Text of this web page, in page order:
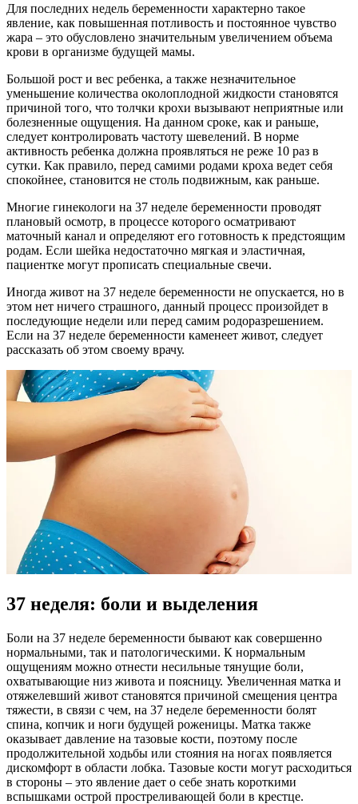
Для последних недель беременности характерно такое
явление, как повышенная потливость и постоянное чувство
жара – это обусловлено значительным увеличением объема
крови в организме будущей мамы.
Большой рост и вес ребенка, а также незначительное
уменьшение количества околоплодной жидкости становятся
причиной того, что толчки крохи вызывают неприятные или
болезненные ощущения. На данном сроке, как и раньше,
следует контролировать частоту шевелений. В норме
активность ребенка должна проявляться не реже 10 раз в
сутки. Как правило, перед самими родами кроха ведет себя
спокойнее, становится не столь подвижным, как раньше.
Многие гинекологи на 37 неделе беременности проводят
плановый осмотр, в процессе которого осматривают
маточный канал и определяют его готовность к предстоящим
родам. Если шейка недостаточно мягкая и эластичная,
пациентке могут прописать специальные свечи.
Иногда живот на 37 неделе беременности не опускается, но в
этом нет ничего страшного, данный процесс произойдет в
последующие недели или перед самим родоразрешением.
Если на 37 неделе беременности каменеет живот, следует
рассказать об этом своему врачу.
37 неделя: боли и выделения
Боли на 37 неделе беременности бывают как совершенно
нормальными, так и патологическими. К нормальным
ощущениям можно отнести несильные тянущие боли,
охватывающие низ живота и поясницу. Увеличенная матка и
отяжелевший живот становятся причиной смещения центра
тяжести, в связи с чем, на 37 неделе беременности болят
спина, копчик и ноги будущей роженицы. Матка также
оказывает давление на тазовые кости, поэтому после
продолжительной ходьбы или стояния на ногах появляется
дискомфорт в области лобка. Тазовые кости могут расходиться
в стороны – это явление дает о себе знать короткими
вспышками острой простреливающей боли в крестце.